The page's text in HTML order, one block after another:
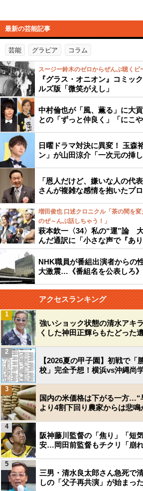
最新の芸能記事
芸能 グラビア コラム
スージー鈴木のゼロからぜんぶ聴くビ
『グラス・オニオン』コミッ
ルズ版「微笑がえし」
中村倫也が「風、薫る」に大
との「ずっと仲良く」「にこ
日曜ドラマ対決に異変！ 玉森
ン」が山田涼介「一次元の挿
「恩人だけど、嫌いな人の代
さんが複雑な感情を抱いたプ
増田俊也 口述クロニクル「茶の間を
のぜ～んぶ話しちゃう！」
萩本欽一〈34〉私の“運”論
んだ通訳に「小さな声で『あり
NHK職員が番組出演者からの
大激震…《番組名を公表しろ
アクセスランキング
強いショック状態の清水アキ
くした神田正輝らもたどった
1
【2026夏の甲子園】初戦で「
校」完全予想！横浜vs沖縄尚
2
国内の米価格は下がる一方…“
より4割下回り農家からは悲鳴
3
阪神藤川監督の「焦り」「短
安…岡田前監督もチクリ「崩れ
4
三男・清水良太郎さん急死で
しの「父子再共演」が始まっ
5